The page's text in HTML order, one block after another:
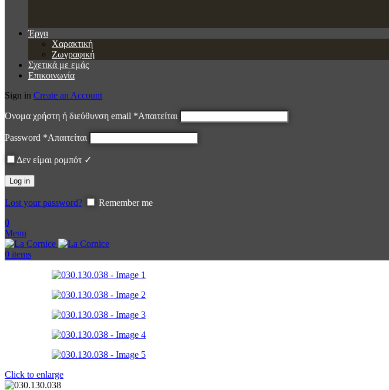
Έργα
Χαρακτική
Ζωγραφική
Σχετικά με εμάς
Επικοινωνία
Sign in Create an Account
Όνομα χρήστη ή διεύθυνση email *Απαιτείται
Password *Απαιτείται
Δεν είμαι ρομπότ ✓
Log in
Lost your password?
Remember me
0
Menu
0 items
Click to enlarge